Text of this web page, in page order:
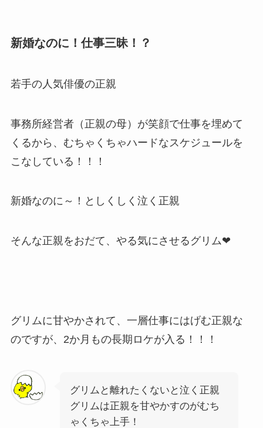
新婚なのに！仕事三昧！？
若手の人気俳優の正親
事務所経営者（正親の母）が笑顔で仕事を埋めて
くるから、むちゃくちゃハードなスケジュールを
こなしている！！！
新婚なのに～！としくしく泣く正親
そんな正親をおだて、やる気にさせるグリム❤
グリムに甘やかされて、一層仕事にはげむ正親な
のですが、2か月もの長期ロケが入る！！！
グリムと離れたくないと泣く正親
グリムは正親を甘やかすのがむち
ゃくちゃ上手！